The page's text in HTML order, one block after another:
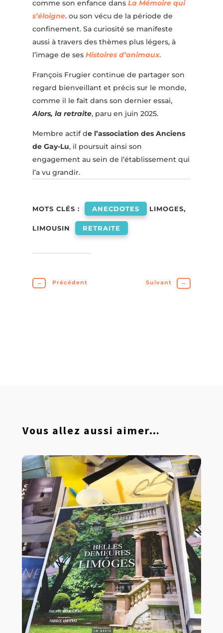
comme son enfance dans La Mémoire qui
s’éloigne. ou son vécu de la période de
confinement. Sa curiosité se manifeste
aussi à travers des thèmes plus légers, à
l’image de ses Histoires d’animaux.
François Frugier continue de partager son
regard bienveillant et précis sur le monde,
comme il le fait dans son dernier essai,
Alors, la retraite, paru en juin 2025.
Membre actif de l’association des Anciens
de Gay-Lu, il poursuit ainsi son
engagement au sein de l’établissement qui
l’a vu grandir.
MOTS CLÉS : ANECDOTES LIMOGES,
LIMOUSIN RETRAITE
← Précédent Suivant →
Vous allez aussi aimer…